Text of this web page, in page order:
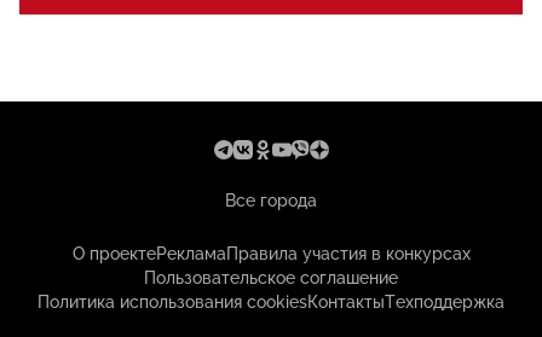
Все города
О проектеРекламаПравила участия в конкурсах
Пользовательское соглашение
Политика использования cookiesКонтактыТехподдержка